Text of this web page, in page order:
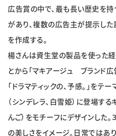
学生社会
イベント
学生記者募集
広告賞の中で、最も長い歴史を持
があり、複数の広告主が提示し
を作成する。
楊さんは資生堂の製品を使った
とから「マキアージュ ブランド
「ドラマティックの、予感。」をテ
（シンデレラ、白雪姫）に登場する
んご）をモチーフにデザインした
の美しさをイメージ。日常では